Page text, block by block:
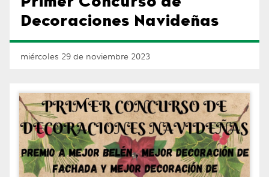
Decoraciones Navideñas
miércoles 29 de noviembre 2023